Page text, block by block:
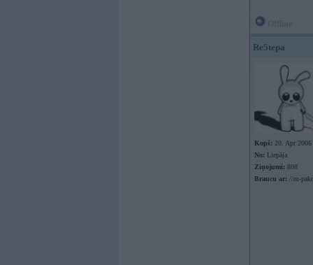
Re5tepa
Kopš: 20. Apr 2006
No: Liepāja
Ziņojumi: 808
Braucu ar: //m-